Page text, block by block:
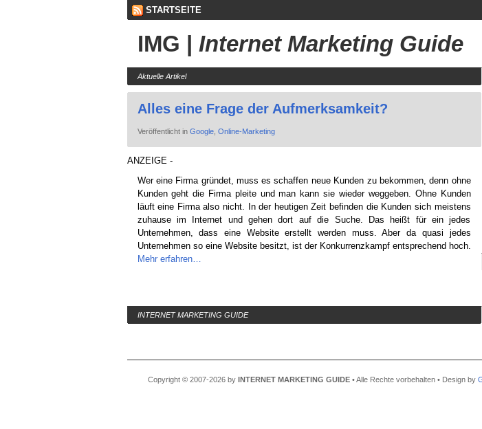
STARTSEITE
IMG | Internet Marketing Guide
Aktuelle Artikel
Alles eine Frage der Aufmerksamkeit?
Veröffentlicht in Google, Online-Marketing
ANZEIGE -
Wer eine Firma gründet, muss es schaffen neue Kunden zu bekommen, denn ohne
Kunden geht die Firma pleite und man kann sie wieder weggeben. Ohne Kunden
läuft eine Firma also nicht. In der heutigen Zeit befinden die Kunden sich meistens
zuhause im Internet und gehen dort auf die Suche. Das heißt für ein jedes
Unternehmen, dass eine Website erstellt werden muss. Aber da quasi jedes
Unternehmen so eine Website besitzt, ist der Konkurrenzkampf entsprechend hoch.
Mehr erfahren…
INTERNET MARKETING GUIDE
Copyright © 2007-2026 by INTERNET MARKETING GUIDE• Alle Rechte vorbehalten • Design by